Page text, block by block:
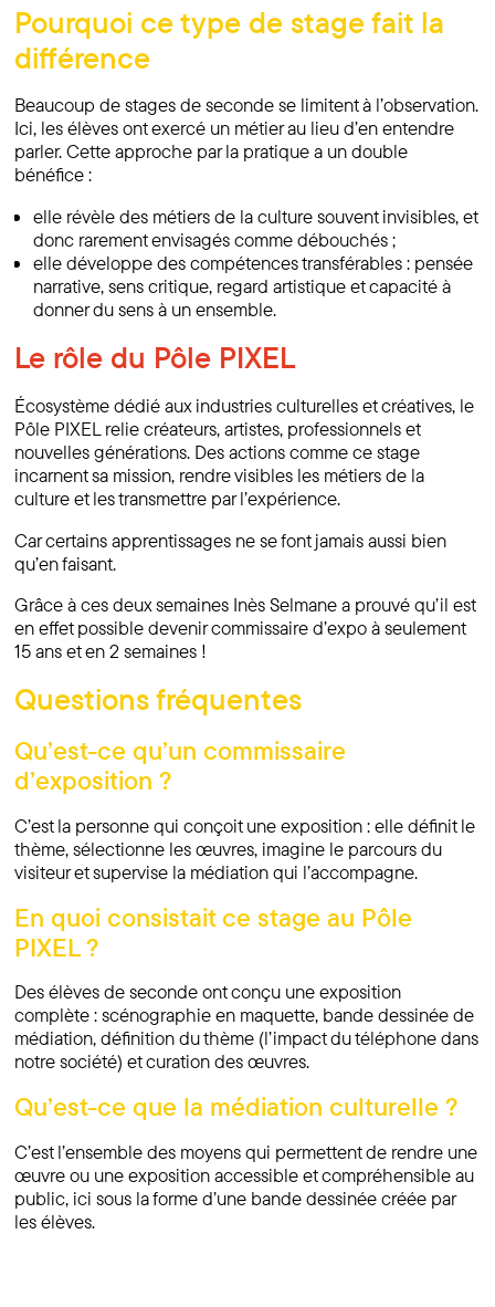
Pourquoi ce type de stage fait la
différence
Beaucoup de stages de seconde se limitent à l’observation.
Ici, les élèves ont exercé un métier au lieu d’en entendre
parler. Cette approche par la pratique a un double
bénéfice :
elle révèle des métiers de la culture souvent invisibles, et
donc rarement envisagés comme débouchés ;
elle développe des compétences transférables : pensée
narrative, sens critique, regard artistique et capacité à
donner du sens à un ensemble.
Le rôle du Pôle PIXEL
Écosystème dédié aux industries culturelles et créatives, le
Pôle PIXEL relie créateurs, artistes, professionnels et
nouvelles générations. Des actions comme ce stage
incarnent sa mission, rendre visibles les métiers de la
culture et les transmettre par l’expérience.
Car certains apprentissages ne se font jamais aussi bien
qu’en faisant.
Grâce à ces deux semaines Inès Selmane a prouvé qu’il est
en effet possible devenir commissaire d’expo à seulement
15 ans et en 2 semaines !
Questions fréquentes
Qu’est-ce qu’un commissaire
d’exposition ?
C’est la personne qui conçoit une exposition : elle définit le
thème, sélectionne les œuvres, imagine le parcours du
visiteur et supervise la médiation qui l’accompagne.
En quoi consistait ce stage au Pôle
PIXEL ?
Des élèves de seconde ont conçu une exposition
complète : scénographie en maquette, bande dessinée de
médiation, définition du thème (l’impact du téléphone dans
notre société) et curation des œuvres.
Qu’est-ce que la médiation culturelle ?
C’est l’ensemble des moyens qui permettent de rendre une
œuvre ou une exposition accessible et compréhensible au
public, ici sous la forme d’une bande dessinée créée par
les élèves.